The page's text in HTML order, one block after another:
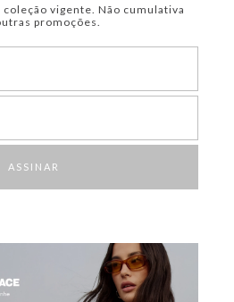
coleção vigente. Não cumulativa
promoções.
ASSINAR